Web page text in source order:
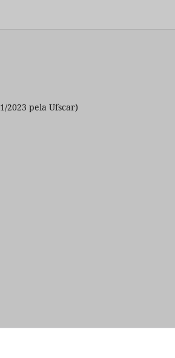
2023 pela Ufscar)